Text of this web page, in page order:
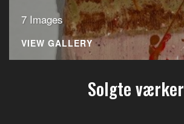
7 Images
VIEW GALLERY
Solgte værker